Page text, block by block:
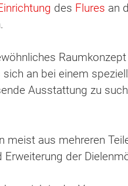
des Flures an
an bei einem
Ausstattung zu
meist aus mehreren
Erweiterung der